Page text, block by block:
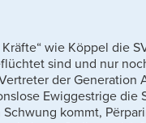
wie Köppel die
sind und nur
der Generation
Ewiggestrige die
kommt,